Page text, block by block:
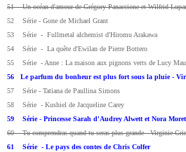
51 Un océan d'amour de Grégory Panaccione et Wilfrid
52 Série - Gone de Michael Grant
53 Série - Fullmetal alchemist d'Hiromu Arakawa
54 Série - La quête d'Ewilan de Pierre Bottero
55 Série - Anne : La maison aux pignons verts de Lucy
56 Le parfum du bonheur est plus fort sous la pluie -
57 Série - Tatiana de Paullina Simons
58 Série - Kushiel de Jacqueline Carey
59 Série - Princesse Sarah d'Audrey Alwett et Nora
60 Tu comprendras quand tu seras plus grande - Virginie
61 Série - Le pays des contes de Chris Colfer